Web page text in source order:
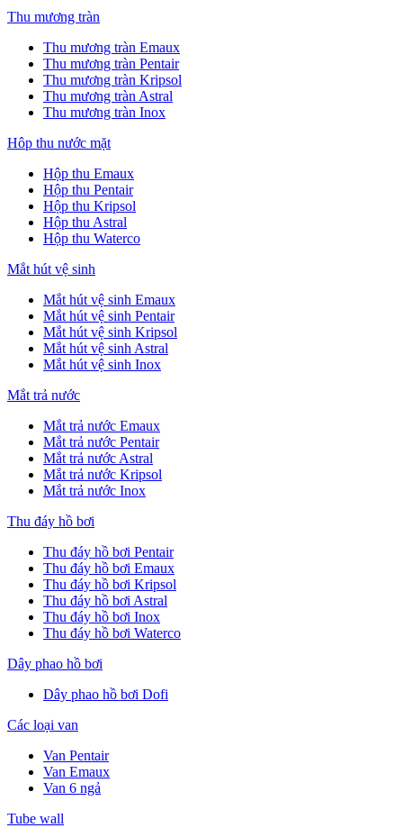
Thu mương tràn
Thu mương tràn Emaux
Thu mương tràn Pentair
Thu mương tràn Kripsol
Thu mương tràn Astral
Thu mương tràn Inox
Hôp thu nước mặt
Hộp thu Emaux
Hộp thu Pentair
Hộp thu Kripsol
Hộp thu Astral
Hộp thu Waterco
Mắt hút vệ sinh
Mắt hút vệ sinh Emaux
Mắt hút vệ sinh Pentair
Mắt hút vệ sinh Kripsol
Mắt hút vệ sinh Astral
Mắt hút vệ sinh Inox
Mắt trả nước
Mắt trả nước Emaux
Mắt trả nước Pentair
Mắt trả nước Astral
Mắt trả nước Kripsol
Mắt trả nước Inox
Thu đáy hồ bơi
Thu đáy hồ bơi Pentair
Thu đáy hồ bơi Emaux
Thu đáy hồ bơi Kripsol
Thu đáy hồ bơi Astral
Thu đáy hồ bơi Inox
Thu đáy hồ bơi Waterco
Dây phao hồ bơi
Dây phao hồ bơi Dofi
Các loại van
Van Pentair
Van Emaux
Van 6 ngả
Tube wall